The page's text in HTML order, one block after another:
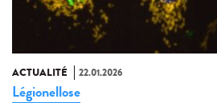
ACTUALITÉ 22.01.2026
Légionellose